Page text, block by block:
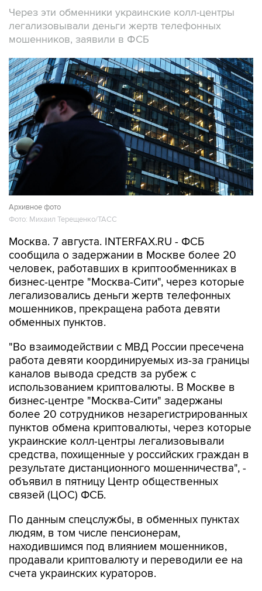
Через эти обменники украинские колл-центры
легализовывали деньги жертв телефонных
мошенников, заявили в ФСБ
Архивное фото
Фото: Михаил Терещенко/ТАСС
Москва. 7 августа. INTERFAX.RU - ФСБ
сообщила о задержании в Москве более 20
человек, работавших в криптообменниках в
бизнес-центре "Москва-Сити", через которые
легализовались деньги жертв телефонных
мошенников, прекращена работа девяти
обменных пунктов.
"Во взаимодействии с МВД России пресечена
работа девяти координируемых из-за границы
каналов вывода средств за рубеж с
использованием криптовалюты. В Москве в
бизнес-центре "Москва-Сити" задержаны
более 20 сотрудников незарегистрированных
пунктов обмена криптовалюты, через которые
украинские колл-центры легализовывали
средства, похищенные у российских граждан в
результате дистанционного мошенничества", -
объявил в пятницу Центр общественных
связей (ЦОС) ФСБ.
По данным спецслужбы, в обменных пунктах
людям, в том числе пенсионерам,
находившимся под влиянием мошенников,
продавали криптовалюту и переводили ее на
счета украинских кураторов.